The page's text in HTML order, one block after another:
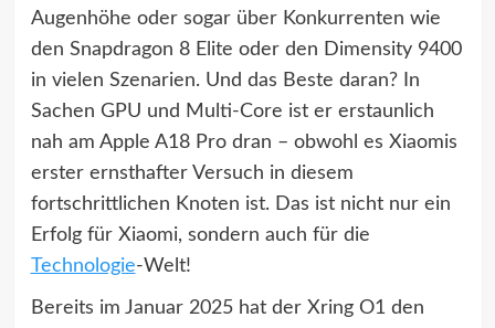
Augenhöhe oder sogar über Konkurrenten wie
den Snapdragon 8 Elite oder den Dimensity 9400
in vielen Szenarien. Und das Beste daran? In
Sachen GPU und Multi-Core ist er erstaunlich
nah am Apple A18 Pro dran – obwohl es Xiaomis
erster ernsthafter Versuch in diesem
fortschrittlichen Knoten ist. Das ist nicht nur ein
Erfolg für Xiaomi, sondern auch für die
Technologie-Welt!
Bereits im Januar 2025 hat der Xring O1 den